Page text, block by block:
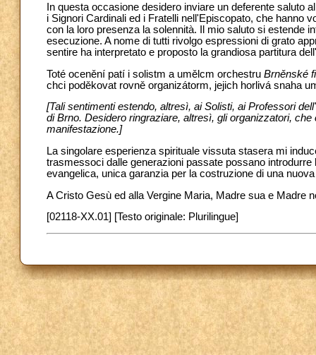
In questa occasione desidero inviare un deferente saluto
i Signori Cardinali ed i Fratelli nell'Episcopato, che hanno
con la loro presenza la solennità. Il mio saluto si estende
esecuzione. A nome di tutti rivolgo espressioni di grato
sentire ha interpretato e proposto la grandiosa partitura
Toté ocenění patí i solistm a umělcm orchestru Brněnské
chci poděkovat rovně organizátorm, jejich horlivá snaha
[Tali sentimenti estendo, altresì, ai Solisti, ai Professori
di Brno. Desidero ringraziare, altresì, gli organizzatori,
manifestazione.]
La singolare esperienza spirituale vissuta stasera mi
trasmessoci dalle generazioni passate possano
evangelica, unica garanzia per la costruzione di una
A Cristo Gesù ed alla Vergine Maria, Madre sua e Madre
[02118-XX.01] [Testo originale: Plurilingue]